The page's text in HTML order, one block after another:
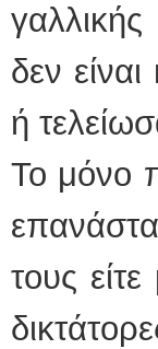
δεν
ή
Το μόνο
τους